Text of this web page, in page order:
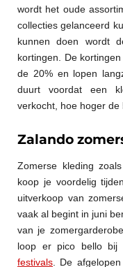
wordt het oude
collecties gelanceerd
kunnen doen wordt
kortingen. De
de 20% en lopen
duurt voordat een
verkocht, hoe hoger de
Zalando
Zomerse kleding
koop je voordelig
uitverkoop van
vaak al begint in juni
van je
loop er pico bello bij
festivals . De